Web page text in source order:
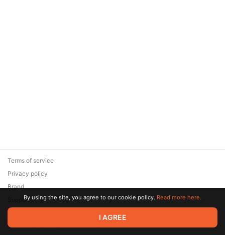
© 2026 Zaya Solutions Limited. All rights reserved. All trademarks
are the property of their respective owners.
Terms of service
Privacy policy
Brand
SupportBy using the site, you agree to our cookie policy. Read more here.
I AGREE